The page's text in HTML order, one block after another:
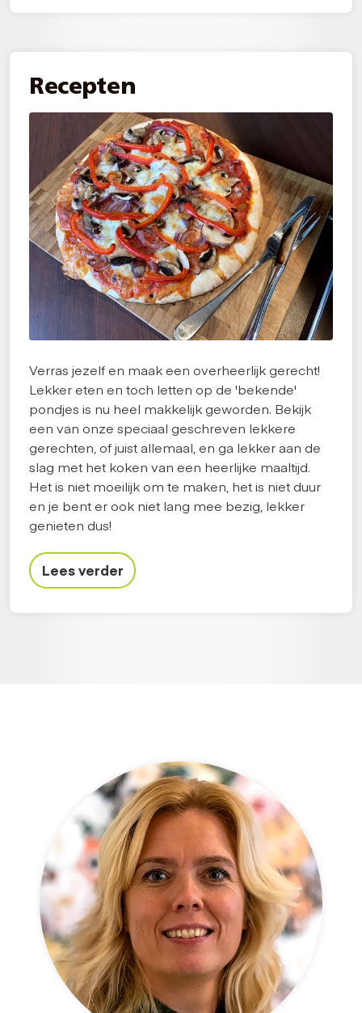
Recepten
Verras jezelf en maak een overheerlijk gerecht!
Lekker eten en toch letten op de 'bekende'
pondjes is nu heel makkelijk geworden. Bekijk
een van onze speciaal geschreven lekkere
gerechten, of juist allemaal, en ga lekker aan de
slag met het koken van een heerlijke maaltijd.
Het is niet moeilijk om te maken, het is niet duur
en je bent er ook niet lang mee bezig, lekker
genieten dus!
Lees verder